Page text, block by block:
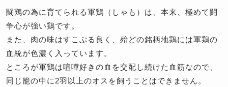
闘鶏の為に育てられる軍鶏（しゃも）は、本来、極めて闘
争心が強い鶏です。
また、肉の味はすこぶる良く、殆どの銘柄地鶏には軍鶏の
血統が色濃く入っています。
ところが軍鶏は喧嘩好きの血を交配し続けた血筋なので、
同じ籠の中に2羽以上のオスを飼うことはできません。